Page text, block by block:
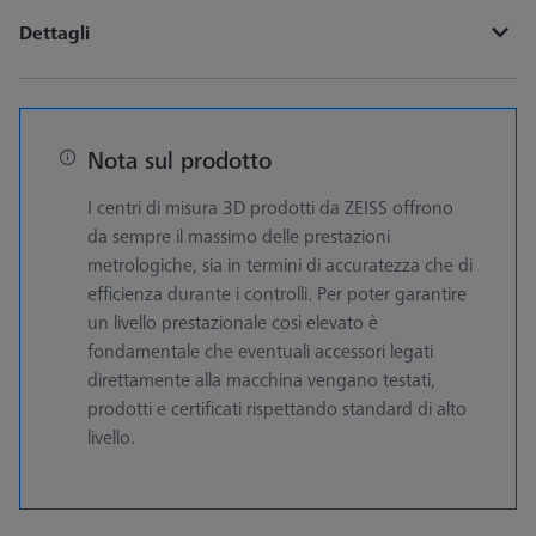
Dettagli
Nota sul prodotto
I centri di misura 3D prodotti da ZEISS offrono
da sempre il massimo delle prestazioni
metrologiche, sia in termini di accuratezza che di
efficienza durante i controlli. Per poter garantire
un livello prestazionale così elevato è
fondamentale che eventuali accessori legati
direttamente alla macchina vengano testati,
prodotti e certificati rispettando standard di alto
livello.